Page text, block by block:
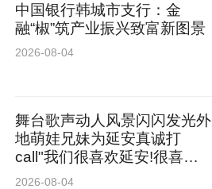
中国银行韩城市支行：金
融“椒”筑产业振兴致富新图景
2026-08-04
舞台歌声动人风景闪闪发光外
地萌娃兄妹为延安真诚打
call"我们很喜欢延安!很喜欢
陕北民歌!“
2026-08-04